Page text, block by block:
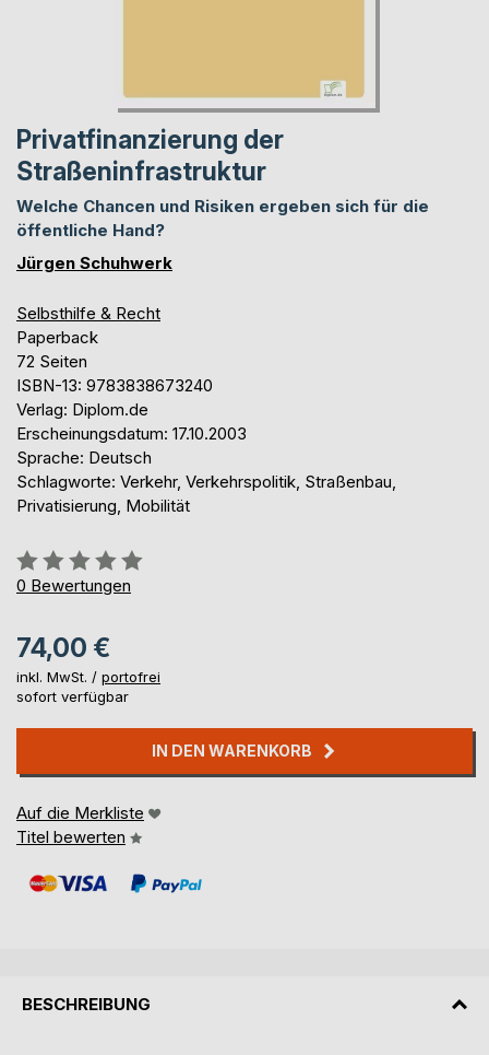
Privatfinanzierung der
Straßeninfrastruktur
Welche Chancen und Risiken ergeben sich für die
öffentliche Hand?
Jürgen Schuhwerk
Selbsthilfe & Recht
Paperback
72 Seiten
ISBN-13: 9783838673240
Verlag: Diplom.de
Erscheinungsdatum: 17.10.2003
Sprache: Deutsch
Schlagworte: Verkehr, Verkehrspolitik, Straßenbau,
Privatisierung, Mobilität
Bewertung::
0%
0 Bewertungen
74,00 €
inkl. MwSt. / portofrei
sofort verfügbar
IN DEN WARENKORB
Auf die Merkliste
Titel bewerten
BESCHREIBUNG